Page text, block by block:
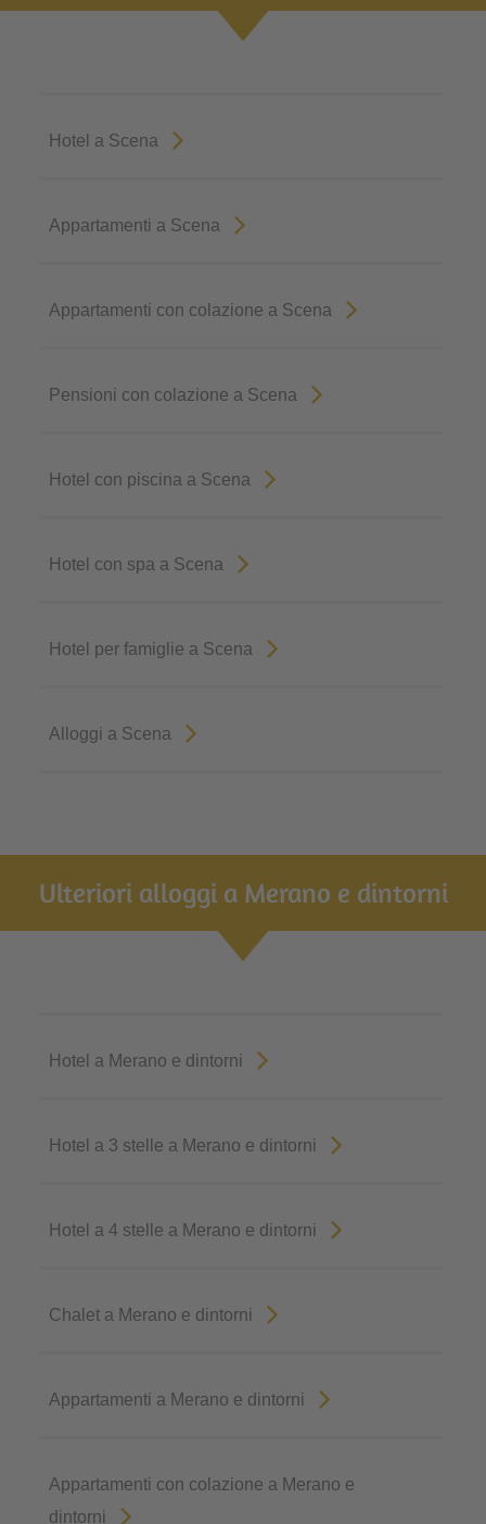
Hotel a Scena
Appartamenti a Scena
Appartamenti con colazione a Scena
Pensioni con colazione a Scena
Hotel con piscina a Scena
Hotel con spa a Scena
Hotel per famiglie a Scena
Alloggi a Scena
Ulteriori alloggi a Merano e dintorni
Hotel a Merano e dintorni
Hotel a 3 stelle a Merano e dintorni
Hotel a 4 stelle a Merano e dintorni
Chalet a Merano e dintorni
Appartamenti a Merano e dintorni
Appartamenti con colazione a Merano e
dintorni